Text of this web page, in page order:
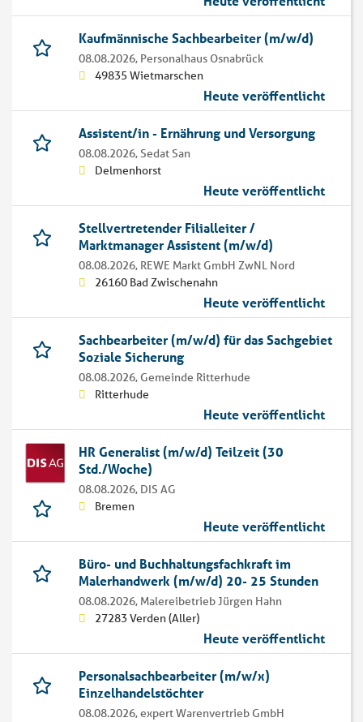
Kaufmännische Sachbearbeiter (m/w/d)
08.08.2026, Personalhaus Osnabrück
49835 Wietmarschen
Heute veröffentlicht
Assistent/in - Ernährung und Versorgung
08.08.2026,Sedat San
Delmenhorst
Heute veröffentlicht
Stellvertretender Filialleiter /
Marktmanager Assistent (m/w/d)
08.08.2026, REWE Markt GmbH ZwNL Nord
26160 Bad Zwischenahn
Heute veröffentlicht
Sachbearbeiter (m/w/d) für das Sachgebiet
Soziale Sicherung
08.08.2026, Gemeinde Ritterhude
Ritterhude
Heute veröffentlicht
HR Generalist (m/w/d) Teilzeit (30
Std./Woche)
08.08.2026, DIS AG
Bremen
Heute veröffentlicht
Büro- und Buchhaltungsfachkraft im
Malerhandwerk (m/w/d) 20- 25 Stunden
08.08.2026, Malereibetrieb Jürgen Hahn
27283 Verden (Aller)
Heute veröffentlicht
Personalsachbearbeiter (m/w/x)
Einzelhandelstöchter
08.08.2026,expert Warenvertrieb GmbH